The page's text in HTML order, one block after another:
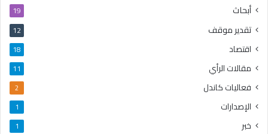
أبحاث 19
تقدير موقف 12
اقتصاد 18
مقالات الرأي 11
فعاليات كاندل 2
الإصدارات 1
خبر 1